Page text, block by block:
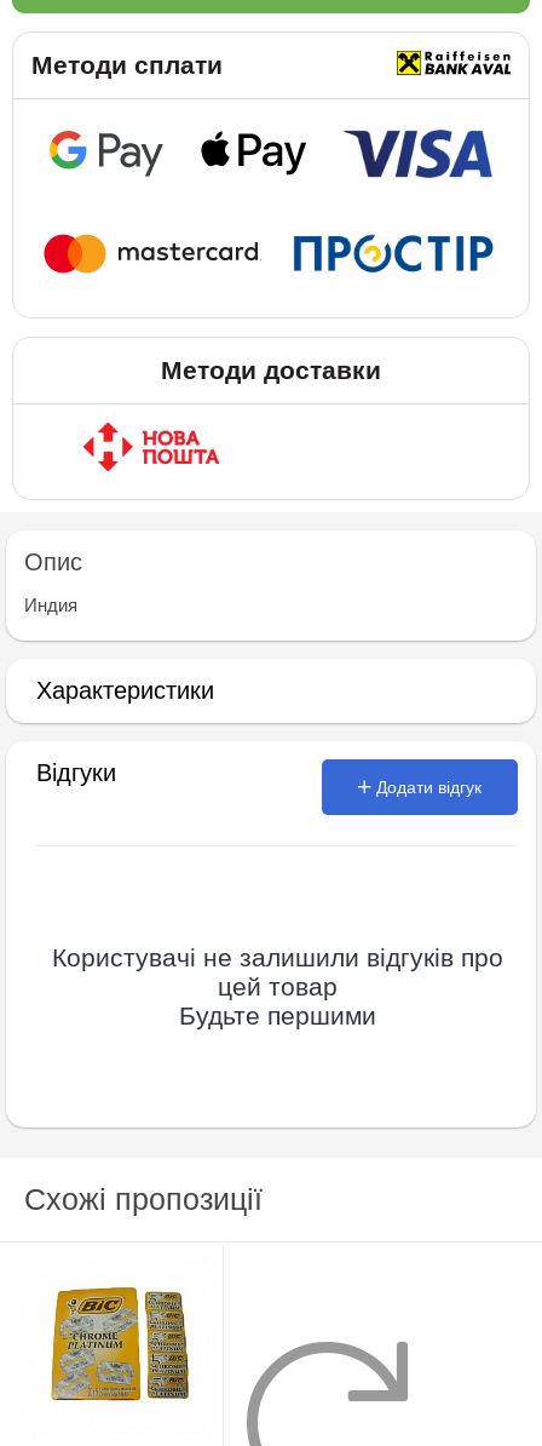
Методи сплати
Методи доставки
Опис
Индия
Характеристики
Відгуки
Додати відгук
Користувачі не залишили відгуків про
цей товар
Будьте першими
Схожі пропозиції